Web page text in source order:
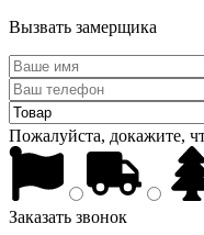
Вызвать замерщика
Пожалуйста, докажите,
Заказать звонок